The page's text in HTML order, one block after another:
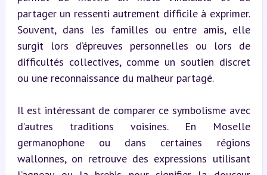
partager un ressenti autrement difficile à exprimer.
Souvent, dans les familles ou entre amis, elle
surgit lors d’épreuves personnelles ou lors de
difficultés collectives, comme un soutien discret
ou une reconnaissance du malheur partagé.
Il est intéressant de comparer ce symbolisme avec
d’autres traditions voisines. En Moselle
germanophone ou dans certaines régions
wallonnes, on retrouve des expressions utilisant